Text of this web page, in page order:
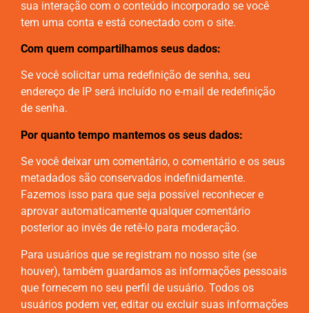
sua interação com o conteúdo incorporado se você
tem uma conta e está conectado com o site.
Com quem compartilhamos seus dados:
Se você solicitar uma redefinição de senha, seu
endereço de IP será incluído no e-mail de redefinição
de senha.
Por quanto tempo mantemos os seus dados:
Se você deixar um comentário, o comentário e os seus
metadados são conservados indefinidamente.
Fazemos isso para que seja possível reconhecer e
aprovar automaticamente qualquer comentário
posterior ao invés de retê-lo para moderação.
Para usuários que se registram no nosso site (se
houver), também guardamos as informações pessoais
que fornecem no seu perfil de usuário. Todos os
usuários podem ver, editar ou excluir suas informações